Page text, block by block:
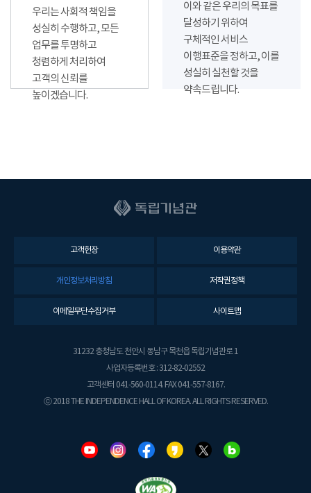
우리는 사회적 책임을
성실히 수행하고, 모든
업무를 투명하고
청렴하게 처리하여
고객의 신뢰를
높이겠습니다.
이와 같은 우리의 목표를
달성하기 위하여
구체적인 서비스
이행표준을 정하고, 이를
성실히 실천할 것을
약속드립니다.
고객헌장 이용약관
개인정보처리방침 저작권정책
이메일무단수집거부 사이트맵
31232 충청남도 천안시 동남구 목천읍 독립기념관로 1
사업자등록번호 : 312-82-02552
고객센터 041-560-0114. FAX 041-557-8167.
ⓒ 2018 THE INDEPENDENCE HALL OF KOREA. ALL RIGHTS RESERVED.